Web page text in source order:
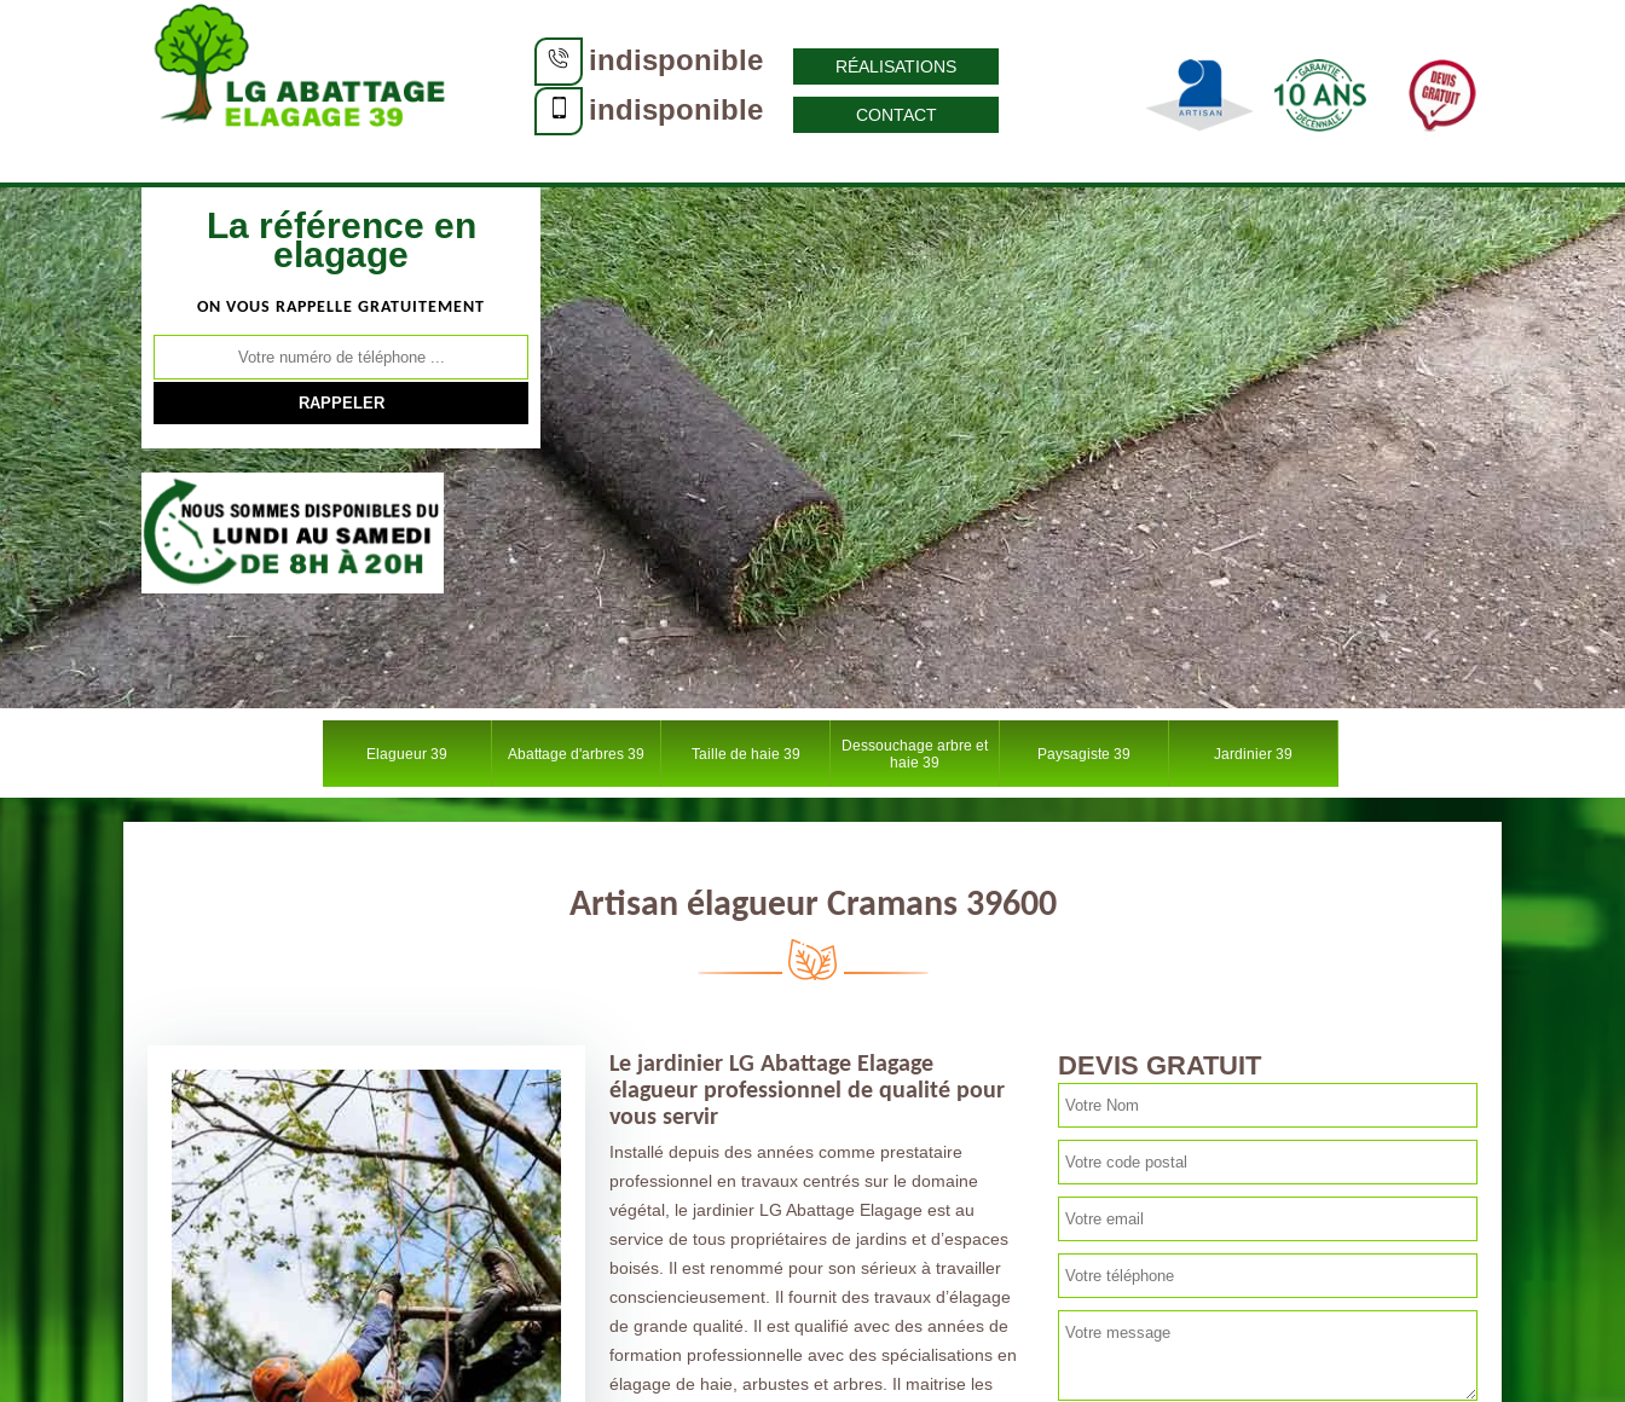
indisponible
indisponible
RÉALISATIONS
CONTACT
La référence en
elagage
ON VOUS RAPPELLE GRATUITEMENT
Elagueur 39 Abattage d'arbres 39 Taille de haie 39
Dessouchage arbre et
haie 39
Paysagiste 39 Jardinier 39
Artisan élagueur Cramans 39600
Le jardinier LG Abattage Elagage
élagueur professionnel de qualité pour
vous servir
Installé depuis des années comme prestataire
professionnel en travaux centrés sur le domaine
végétal, le jardinier LG Abattage Elagage est au
service de tous propriétaires de jardins et d’espaces
boisés. Il est renommé pour son sérieux à travailler
consciencieusement. Il fournit des travaux d’élagage
de grande qualité. Il est qualifié avec des années de
formation professionnelle avec des spécialisations en
élagage de haie, arbustes et arbres. Il maitrise les
DEVIS GRATUIT